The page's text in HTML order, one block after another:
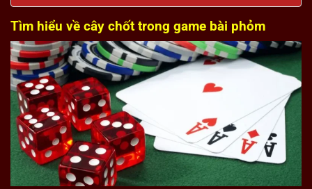
Tìm hiểu về cây chốt trong game bài phỏm